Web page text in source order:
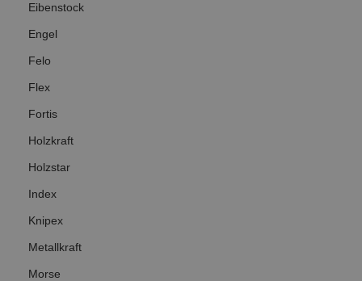
Eibenstock
Engel
Felo
Flex
Fortis
Holzkraft
Holzstar
Index
Knipex
Metallkraft
Morse